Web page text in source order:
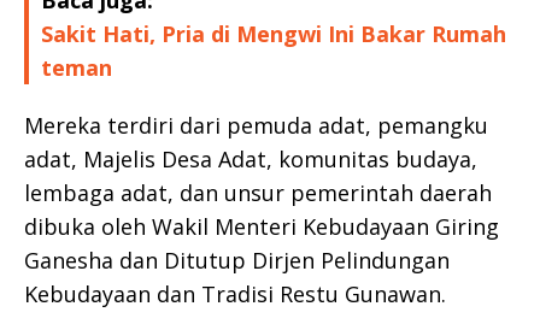
Sakit Hati, Pria di Mengwi Ini Bakar Rumah
teman
Mereka terdiri dari pemuda adat, pemangku
adat, Majelis Desa Adat, komunitas budaya,
lembaga adat, dan unsur pemerintah daerah
dibuka oleh Wakil Menteri Kebudayaan Giring
Ganesha dan Ditutup Dirjen Pelindungan
Kebudayaan dan Tradisi Restu Gunawan.